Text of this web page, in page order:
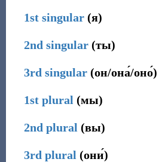
1st singular(я)
2nd singular(ты)
3rd singular(он/она́/оно́)
1st plural (мы)
2nd plural (вы)
3rd plural (они́)